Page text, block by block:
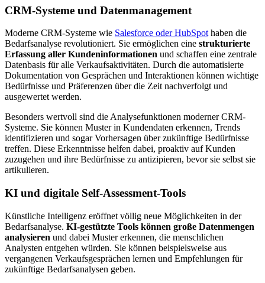
CRM-Systeme und Datenmanagement
Moderne CRM-Systeme wie Salesforce oder HubSpothaben die
Bedarfsanalyse revolutioniert. Sie ermöglichen eine strukturierte
Erfassung aller Kundeninformationen und schaffen eine zentrale
Datenbasis für alle Verkaufsaktivitäten. Durch die automatisierte
Dokumentation von Gesprächen und Interaktionen können wichtige
Bedürfnisse und Präferenzen über die Zeit nachverfolgt und
ausgewertet werden.
Besonders wertvoll sind die Analysefunktionen moderner CRM-
Systeme. Sie können Muster in Kundendaten erkennen, Trends
identifizieren und sogar Vorhersagen über zukünftige Bedürfnisse
treffen. Diese Erkenntnisse helfen dabei, proaktiv auf Kunden
zuzugehen und ihre Bedürfnisse zu antizipieren, bevor sie selbst sie
artikulieren.
KI und digitale Self-Assessment-Tools
Künstliche Intelligenz eröffnet völlig neue Möglichkeiten in der
Bedarfsanalyse. KI-gestützte Tools können große Datenmengen
analysieren und dabei Muster erkennen, die menschlichen
Analysten entgehen würden. Sie können beispielsweise aus
vergangenen Verkaufsgesprächen lernen und Empfehlungen für
zukünftige Bedarfsanalysen geben.